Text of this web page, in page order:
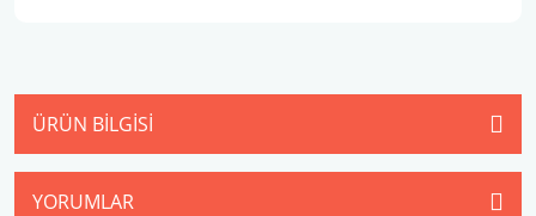
ÜRÜN BILGISI
YORUMLAR